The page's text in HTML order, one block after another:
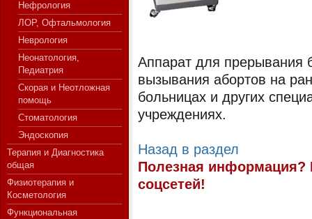
Нефрология
ЛОР, Офтальмология
Неврология
Неонатология,
Педиатрия
Скорая и Неотложная
помощь
Стоматология
Эндоскопия
Терапия и Диагностика
общая
Физиотерапия и
Косметология
Функциональная
Аппарат для прерывания
вызывания абортов на
больницах и других
учреждениях.
Назад в раздел
Полезная информация?
соцсетей!